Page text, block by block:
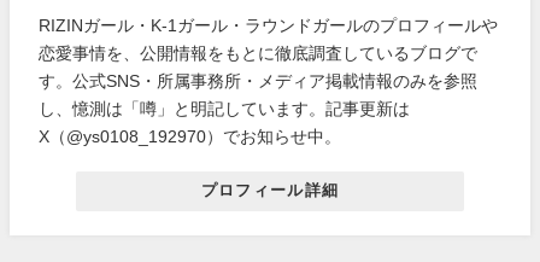
RIZINガール・K-1ガール・ラウンドガールのプロフィールや
恋愛事情を、公開情報をもとに徹底調査しているブログで
す。公式SNS・所属事務所・メディア掲載情報のみを参照
し、憶測は「噂」と明記しています。記事更新は
X（@ys0108_192970）でお知らせ中。
プロフィール詳細